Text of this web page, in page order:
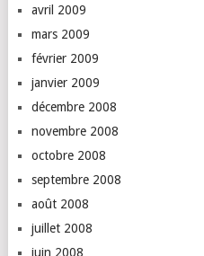
avril 2009
mars 2009
février 2009
janvier 2009
décembre 2008
novembre 2008
octobre 2008
septembre 2008
août 2008
juillet 2008
juin 2008